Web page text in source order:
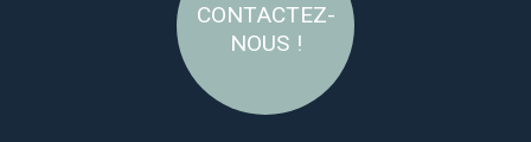
CONTACTEZ-
NOUS !